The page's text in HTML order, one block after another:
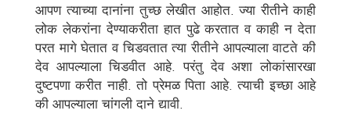
आपण त्याच्या दानांना तुच्छ लेखीत आहोत. ज्या रीतीने काही
लोक लेकरांना देण्याकरीता हात पुढे करतात व काही न देता
परत मागे घेतात व चिडवतात त्या रीतीने आपल्याला वाटते की
देव आपल्याला चिडवीत आहे. परंतु देव अशा लोकांसारखा
दुष्टपणा करीत नाही. तो प्रेमळ पिता आहे. त्याची इच्छा आहे
की आपल्याला चांगली दाने द्यावी.